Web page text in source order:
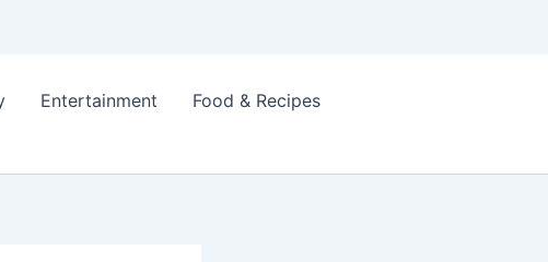
Entertainment
Food & Recipes